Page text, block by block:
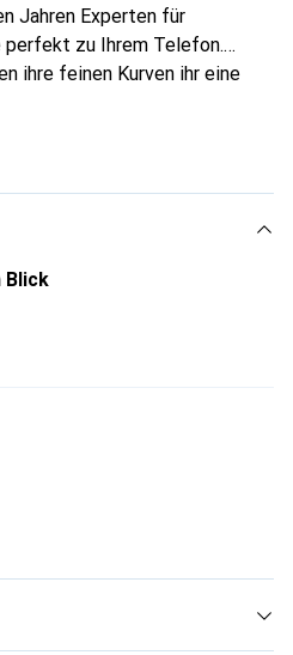
Jahren Experten für
perfekt zu Ihrem Telefon.
ihre feinen Kurven ihr eine
für Ihr Smartphone.
Wahl für eine
Blick